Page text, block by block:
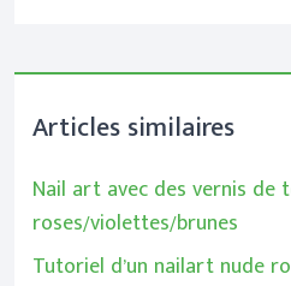
Articles similaires
Nail art avec des vernis de
roses/violettes/brunes
Tutoriel d’un nailart nude